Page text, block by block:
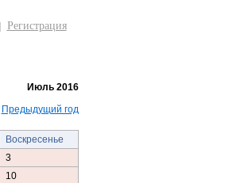
Регистрация
Июль 2016
Предыдущий год
Воскресенье
3
10